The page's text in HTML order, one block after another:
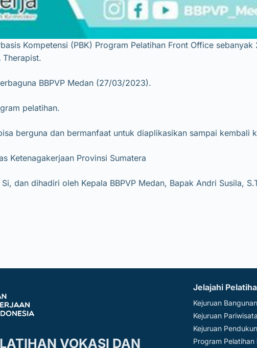
Kompetensi (PBK) Program Pelatihan Front Office
Therapist.
BBPVP Medan (27/03/2023).
pelatihan.
berguna dan bermanfaat untuk diaplikasikan sampai kembali
Ketenagakerjaan Provinsi Sumatera
dan dihadiri oleh Kepala BBPVP Medan, Bapak Andri Susila,
VOKASI DAN
Jelajahi
Kejuruan Bangunan
Kejuruan Pariwisata
Kejuruan
Program Pelatihan